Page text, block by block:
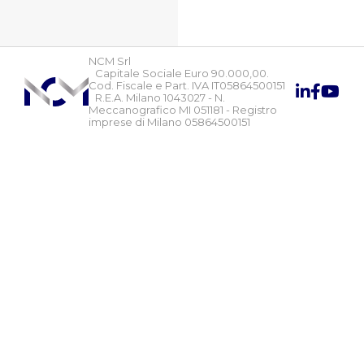
NCM Srl
Capitale Sociale Euro 90.000,00.
Cod. Fiscale e Part. IVA IT05864500151
R.E.A. Milano 1043027 - N.
Meccanografico MI 051181 - Registro
imprese di Milano 05864500151